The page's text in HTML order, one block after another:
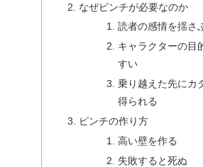
なぜピンチが必要なのか
読者の感情を揺さ
キャラクターの目
すい
乗り越えた先にカ
得られる
ピンチの作り方
高い壁を作る
失敗すると死ぬ